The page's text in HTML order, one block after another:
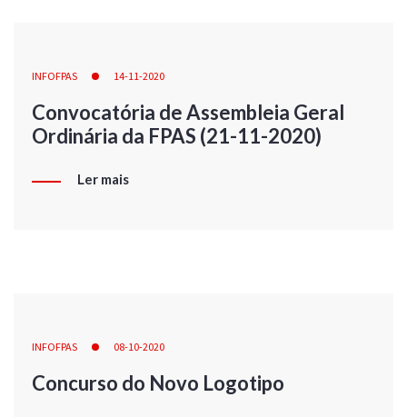
INFOFPAS 14-11-2020
Convocatória de Assembleia Geral
Ordinária da FPAS (21-11-2020)
Ler mais
INFOFPAS 08-10-2020
Concurso do Novo Logotipo